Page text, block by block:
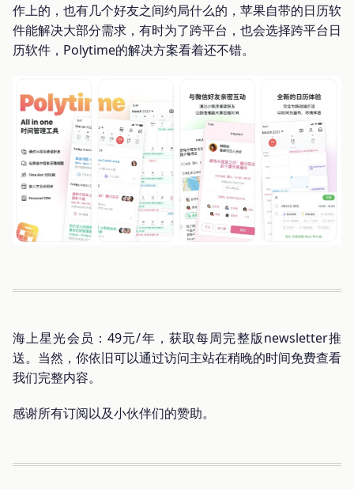
作上的，也有几个好友之间约局什么的，苹果自带的日历软
件能解决大部分需求，有时为了跨平台，也会选择跨平台日
历软件，Polytime的解决方案看着还不错。
海上星光会员：49元/年，获取每周完整版newsletter推
送。当然，你依旧可以通过访问主站在稍晚的时间免费查看
我们完整内容。
感谢所有订阅以及小伙伴们的赞助。